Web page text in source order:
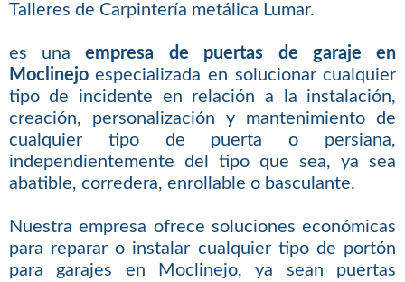
Talleres de Carpintería metálica Lumar.
es unaempresa de puertas de garaje en
Moclinejoespecializada en solucionar cualquier
tipo de incidente en relación a la instalación,
creación, personalización y mantenimiento de
cualquier tipo de puerta o persiana,
independientemente del tipo que sea, ya sea
abatible, corredera, enrollable o basculante.
Nuestra empresa ofrece soluciones económicas
para reparar o instalar cualquier tipo de portón
para garajes en Moclinejo, ya sean puertas